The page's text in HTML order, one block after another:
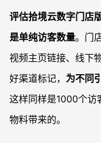
评估拾境云数字门店
是单纯访客数量。门
视频主页链接、线下
好渠道标记， 为不同
这样同样是1000个访
物料带来的。